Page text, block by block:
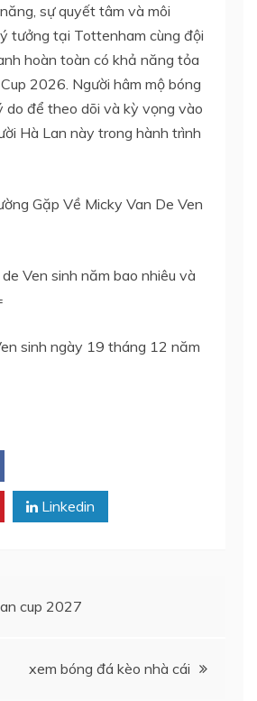
sự quyết tâm và môi
tưởng tại Tottenham cùng đội
hoàn toàn có khả năng tỏa
2026. Người hâm mộ bóng
do để theo dõi và kỳ vọng vào
Hà Lan này trong hành trình
Gặp Về Micky Van De Ven
Ven sinh năm bao nhiêu và
sinh ngày 19 tháng 12 năm
Linkedin
cup 2027
xem bóng đá kèo nhà cái